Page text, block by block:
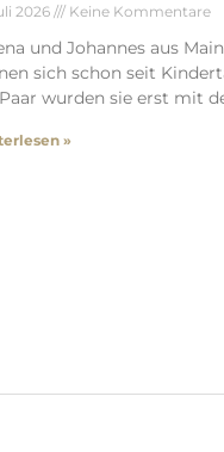
2026 Keine Kommentare
und Johannes aus
sich schon seit
wurden sie erst mit
»